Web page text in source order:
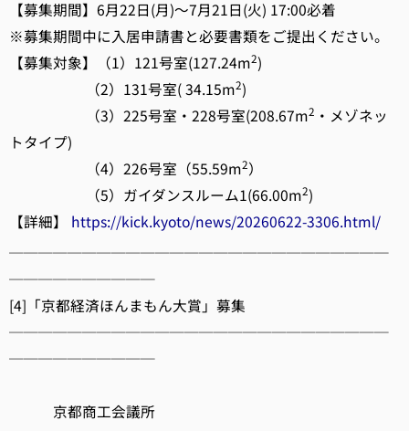
【募集期間】6月22日(月)～7月21日(火) 17:00必着
※募集期間中に入居申請書と必要書類をご提出ください。
【募集対象】（1）121号室(127.24m2)
（2）131号室( 34.15m2)
（3）225号室・228号室(208.67m2 ・メゾネッ
トタイプ)
（4）226号室（55.59m2）
（5）ガイダンスルーム1(66.00m2)
【詳細】 https://kick.kyoto/news/20260622-3306.html/
──────────────────────────
──────────
[4]「京都経済ほんまもん大賞」募集
──────────────────────────
──────────
京都商工会議所